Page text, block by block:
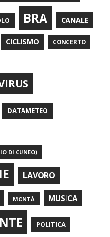
BRA CANALE
CICLISMO CONCERTO
DATAMETEO
DI CUNEO)
LAVORO
MONTÀ MUSICA
POLITICA